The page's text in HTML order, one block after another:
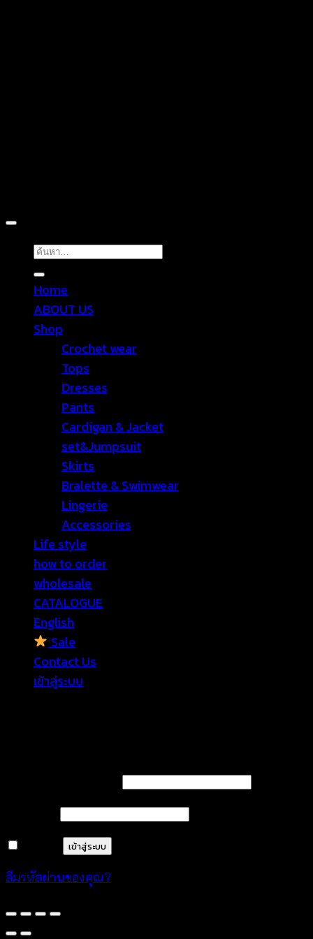
ค้นหา:
Home
ABOUT US
Shop
Crochet wear
Tops
Dresses
Pants
Cardigan & Jacket
set&Jumpsuit
Skirts
Bralette & Swimwear
Lingerie
Accessories
Life style
how to order
wholesale
CATALOGUE
English
Sale
Contact Us
เข้าสู่ระบบ
ต้องการ
ต้องการ
เข้าสู่ระบบ
ลืมรหัสผ่านของคุณ?